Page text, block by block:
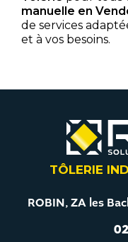
manuelle en
de services
et à vos besoins.
TÔLERIE
ROBIN, ZA les